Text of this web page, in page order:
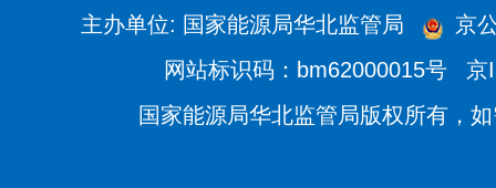
主办单位: 国家能源局华北监管局
京
网站标识码：bm62000015号
京
国家能源局华北监管局版权所有，